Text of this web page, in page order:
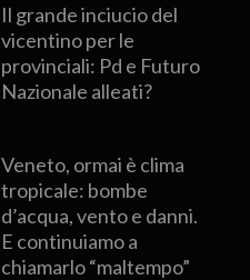
Il grande inciucio del
vicentino per le
provinciali: Pd e Futuro
Nazionale alleati?
Veneto, ormai è clima
tropicale: bombe
d’acqua, vento e danni.
E continuiamo a
chiamarlo “maltempo”